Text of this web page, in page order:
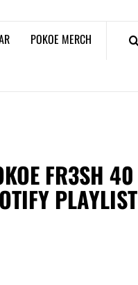
POKOE MERCH
FR3SH 40
PLAYLIST